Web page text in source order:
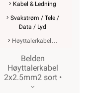
Kabel & Ledning
Svakstrøm / Tele /
Data / Lyd
Høyttalerkabel
Belden
Høyttalerkabel
2x2.5mm2 sort •